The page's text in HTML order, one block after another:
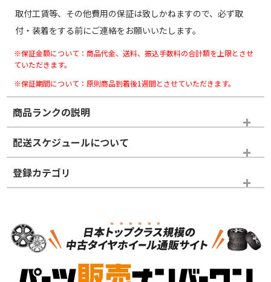
取付工賃等、その他費用の保証は致しかねますので、必ず取
付・装着をする前にご連絡をお願いいたします。
※保証金額について：商品代金、送料、振込手数料の合計額を上限とさせ
ていただきます。
※保証期間について：原則商品到着後1週間とさせていただきます。
商品ランクの説明
※商品ランクは出品者の主観により判断しておりますので、あら
かじめご了承ください。
ホイールランク
S
品）
S
新車外し品（新古
付き
配送スケジュールについて
登録カテゴリ
タイヤホイールセット